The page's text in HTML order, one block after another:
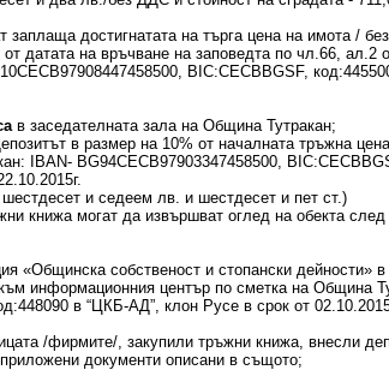
заплаща достигнатата на търга цена на имота / без
датата на връчване на заповедта по чл.66, ал.2
BIC:CECBBGSF,
в заседателната зала на Община Тутракан;
в размер на 10% от началната тръжна
IBAN- BG94СЕСB97903347458500,
и седеем лв. и шестдесет и пет ст.)
книжа могат да извършват оглед на обекта след
собственост и стопански дейности»
информационния център по сметка на Община
в “ЦКБ-АД”, клон Русе в срок от
/фирмите/, закупили тръжни книжа, внесли
документи описани в същото;